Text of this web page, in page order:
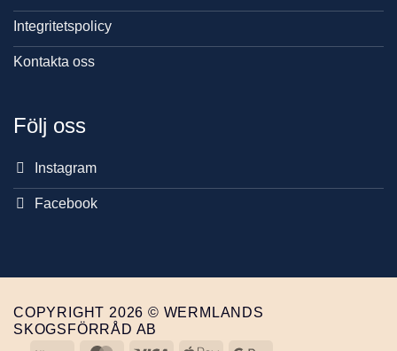
Integritetspolicy
Kontakta oss
Följ oss
Instagram
Facebook
COPYRIGHT 2026 © WERMLANDS
SKOGSFÖRRÅD AB